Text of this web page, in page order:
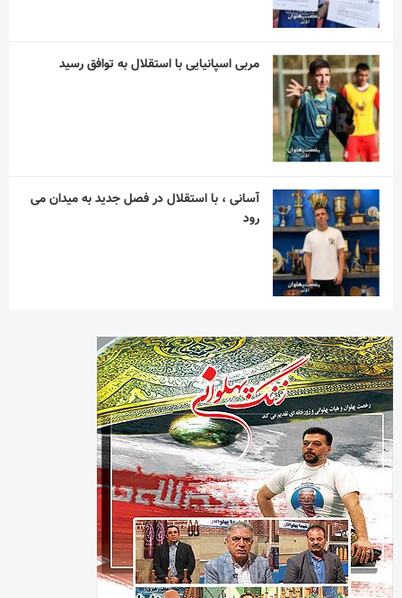
مربی اسپانیایی با استقلال به توافق رسید
آسانی ، با استقلال در فصل جدید به میدان می
رود